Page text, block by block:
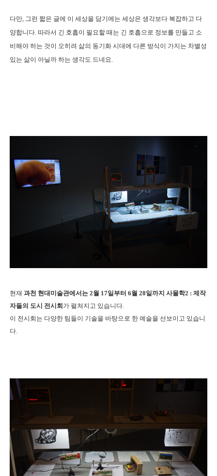
다만, 그런 짧은 글에 이 세상을 담기에는 세상은 생각보다 복잡하고 다
양합니다. 따라서 긴 호흡이 필요할 때는 긴 호흡으로 정보를 만들고 소
비해야 하는 것이 오히려 삶의 동기화 시대에 다른 방식이 가지는 차별성
있는 삶이 아닐까 하는 생각도 드네요.
현재 과천 현대미술관에서는 2월 17일부터 6월 28일까지 사물학2 : 제작
자들의 도시 전시회 가 펼쳐지고 있습니다.
이 전시회는 다양한 팀들이 기술을 바탕으로 한 예술을 선보이고 있습니
다.